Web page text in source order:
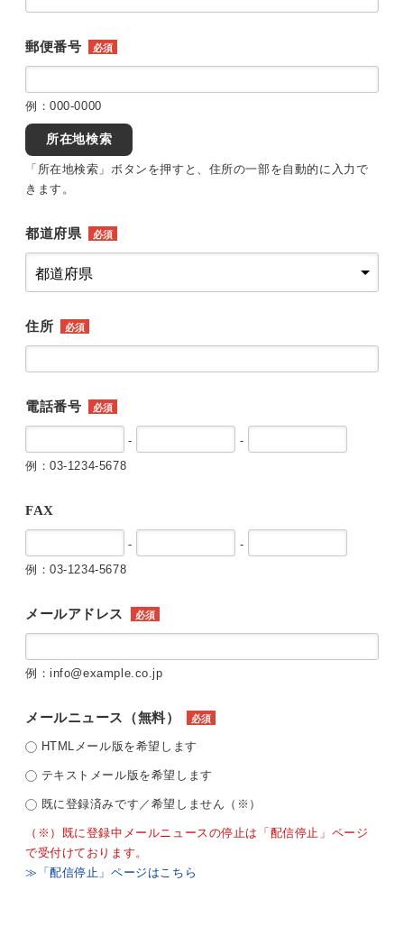
郵便番号 必須
例：000-0000
所在地検索
「所在地検索」ボタンを押すと、住所の一部を自動的に入力で
きます。
都道府県 必須
住所 必須
電話番号 必須
-
-
例：03-1234-5678
FAX
-
-
例：03-1234-5678
メールアドレス 必須
例：info@example.co.jp
メールニュース（無料） 必須
HTMLメール版を希望します
テキストメール版を希望します
既に登録済みです／希望しません（※）
（※）既に登録中メールニュースの停止は「配信停止」ページ
で受付けております。
≫「配信停止」ページはこちら